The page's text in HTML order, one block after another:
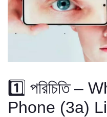
1️⃣ পরিচিতি –
Phone (3a)